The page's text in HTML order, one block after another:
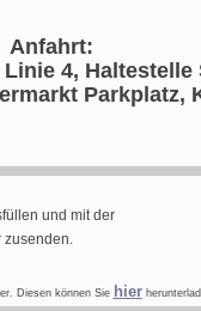
Anfahrt:
4,
Parkplatz,
und mit der
zusenden.
Diesen können Sie hier